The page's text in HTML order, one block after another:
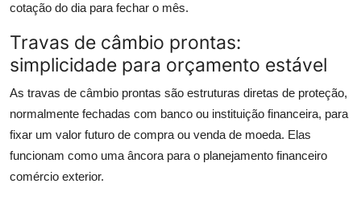
cotação do dia para fechar o mês.
Travas de câmbio prontas:
simplicidade para orçamento estável
As travas de câmbio prontas são estruturas diretas de proteção,
normalmente fechadas com banco ou instituição financeira, para
fixar um valor futuro de compra ou venda de moeda. Elas
funcionam como uma âncora para o planejamento financeiro
comércio exterior.